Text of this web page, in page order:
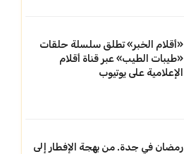
«أقلام الخبر» تطلق سلسلة حلقات
«طيبات الطيب» عبر قناة أقلام
الإعلامية على يوتيوب
رمضان في جدة. من بهجة الإفطار إلى